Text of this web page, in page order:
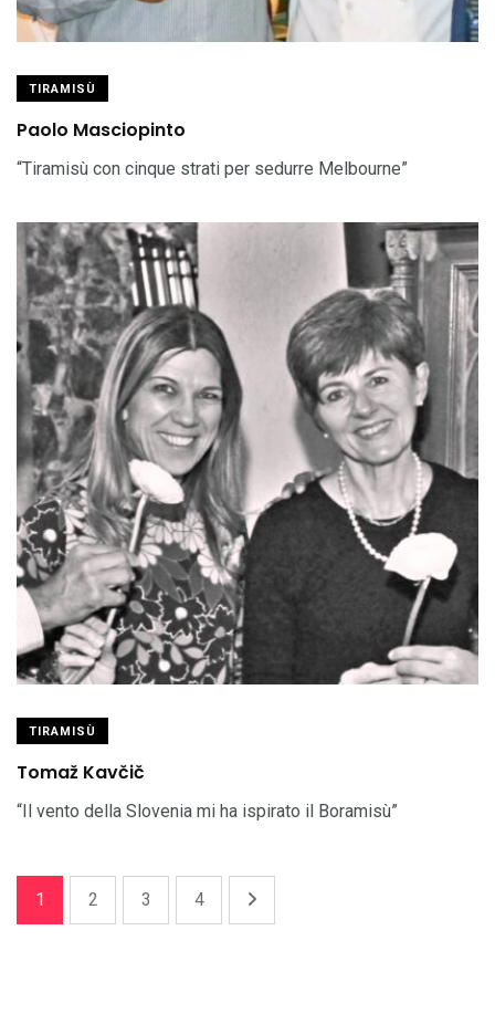
TIRAMISÙ
Paolo Masciopinto
“Tiramisù con cinque strati per sedurre Melbourne”
TIRAMISÙ
Tomaž Kavčič
“Il vento della Slovenia mi ha ispirato il Boramisù”
1 2 3 4